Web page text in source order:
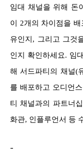
임대 채널을 위해 돈
이 2개의 차이점을
유인지, 그리고 그것
인지 확인하세요. 임
해 서드파티의 채널(
를 배포하고 오디언
티 채널과의 파트너
화관, 인플루언서 등